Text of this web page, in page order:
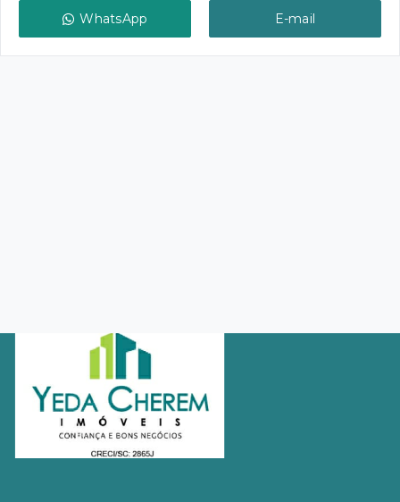
WhatsApp E-mail